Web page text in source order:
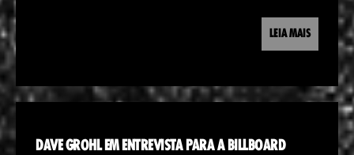
LEIA MAIS
DAVE GROHL EM ENTREVISTA PARA A BILLBOARD